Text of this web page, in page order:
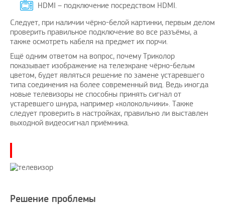
HDMI – подключение посредством HDMI.
Следует, при наличии чёрно-белой картинки, первым делом
проверить правильное подключение во все разъёмы, а
также осмотреть кабеля на предмет их порчи.
Ещё одним ответом на вопрос, почему Триколор
показывает изображение на телеэкране чёрно-белым
цветом, будет являться решение по замене устаревшего
типа соединения на более современный вид. Ведь иногда
новые телевизоры не способны принять сигнал от
устаревшего шнура, например «колокольчики». Также
следует проверить в настройках, правильно ли выставлен
выходной видеосигнал приёмника.
Решение проблемы